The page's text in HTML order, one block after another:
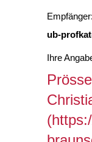
Empfänger:
ub-
Ihre